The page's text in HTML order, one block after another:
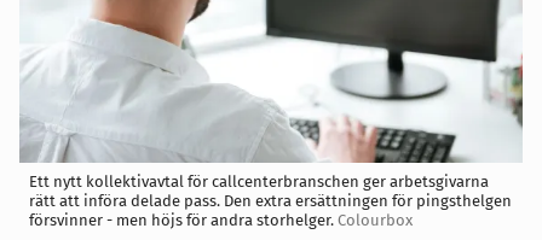
Ett nytt kollektivavtal för callcenterbranschen ger arbetsgivarna
rätt att införa delade pass. Den extra ersättningen för pingsthelgen
försvinner - men höjs för andra storhelger. Colourbox